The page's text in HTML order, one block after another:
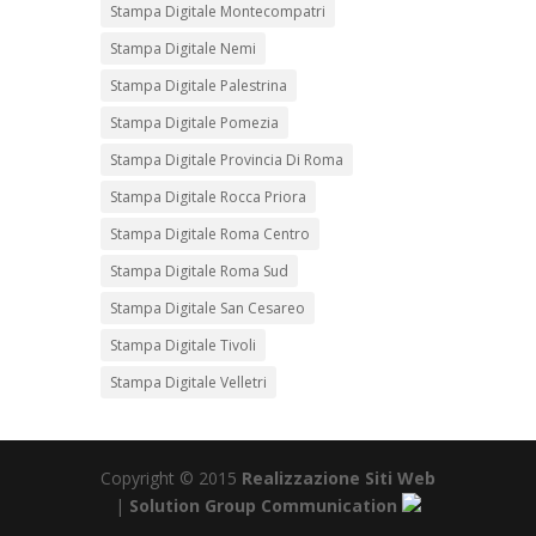
Stampa Digitale Montecompatri
Stampa Digitale Nemi
Stampa Digitale Palestrina
Stampa Digitale Pomezia
Stampa Digitale Provincia Di Roma
Stampa Digitale Rocca Priora
Stampa Digitale Roma Centro
Stampa Digitale Roma Sud
Stampa Digitale San Cesareo
Stampa Digitale Tivoli
Stampa Digitale Velletri
Copyright © 2015 Realizzazione Siti Web
| Solution Group Communication